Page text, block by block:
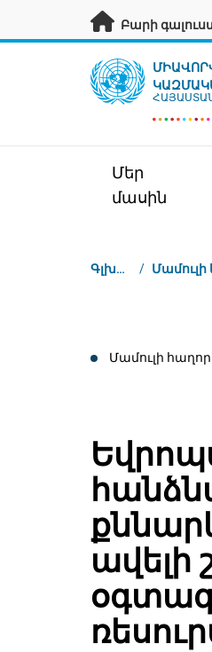
Անցնել հիմնական
Բարի
UN Logo
Մեր
մասին
Կայքում
Գլխավոր /
Մամուլի
ավելի